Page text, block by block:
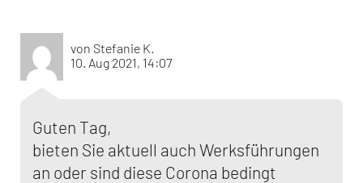
von Stefanie K.
10. Aug 2021, 14:07
Guten Tag,
bieten Sie aktuell auch Werksführungen
an oder sind diese Corona bedingt